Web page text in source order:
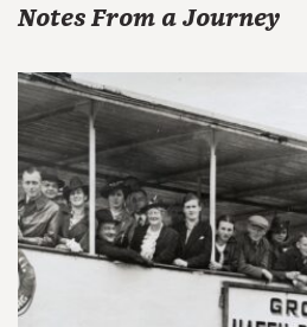
JĘZYK: EN
Notes From a Journey